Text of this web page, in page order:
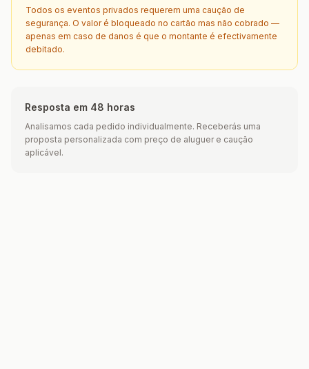
Todos os eventos privados requerem uma caução de
segurança. O valor é bloqueado no cartão mas não cobrado —
apenas em caso de danos é que o montante é efectivamente
debitado.
Resposta em 48 horas
Analisamos cada pedido individualmente. Receberás uma
proposta personalizada com preço de aluguer e caução
aplicável.